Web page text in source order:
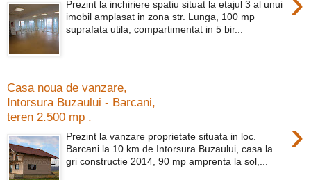
Prezint la inchiriere spatiu situat la etajul 3 al unui
imobil amplasat in zona str. Lunga, 100 mp
suprafata utila, compartimentat in 5 bir...
Casa noua de vanzare,
Intorsura Buzaului - Barcani,
teren 2.500 mp .
›
Prezint la vanzare proprietate situata in loc.
Barcani la 10 km de Intorsura Buzaului, casa la
gri constructie 2014, 90 mp amprenta la sol,...